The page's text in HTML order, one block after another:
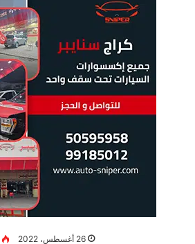
26 أغسطس، 2022